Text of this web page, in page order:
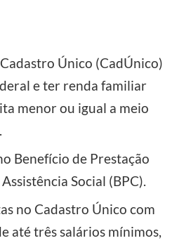
Único (CadÚnico)
e ter renda familiar
menor ou igual a meio
Benefício de Prestação
Social (BPC).
no Cadastro Único com
até três salários mínimos,